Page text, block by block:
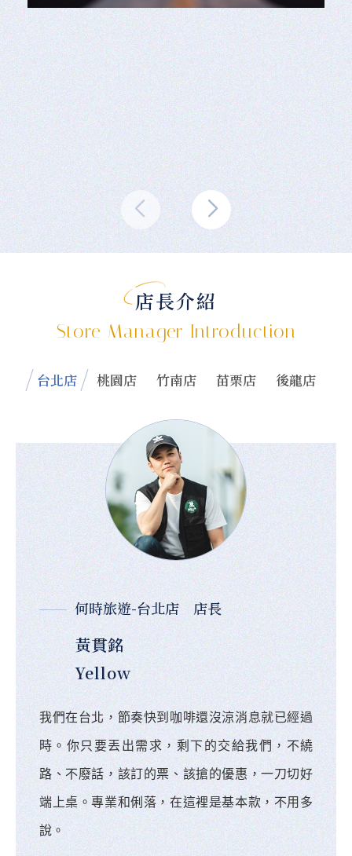
店長介紹
Store Manager Introduction
台北店 桃園店 竹南店 苗栗店 後龍店
何時旅遊-台北店 店長
黃貫銘
Yellow
我們在台北，節奏快到咖啡還沒涼消息就已經過
時。你只要丟出需求，剩下的交給我們，不繞
路、不廢話，該訂的票、該搶的優惠，一刀切好
端上桌。專業和俐落，在這裡是基本款，不用多
說。